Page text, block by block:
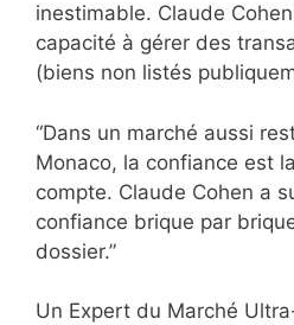
inestimable. Claude
capacité à gérer des
(biens non listés
“Dans un marché aussi
Monaco, la confiance est
compte. Claude Cohen a
confiance brique par
dossier.”
Un Expert du Marché